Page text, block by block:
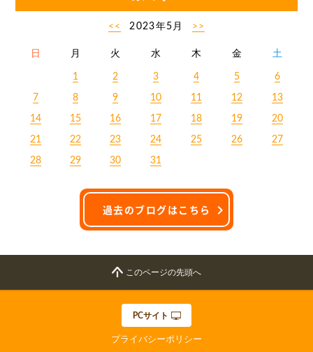
<< 2023年5月 >>
日 月 火 水 木 金 土
1 2 3 4 5 6
7 8 9 10 11 12 13
14 15 16 17 18 19 20
21 22 23 24 25 26 27
28 29 30 31
過去のブログはこちら
このページの先頭へ
PCサイト
プライバシーポリシー